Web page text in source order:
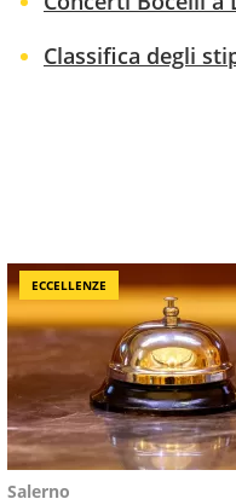
Classifica degli
ECCELLENZE
Salerno